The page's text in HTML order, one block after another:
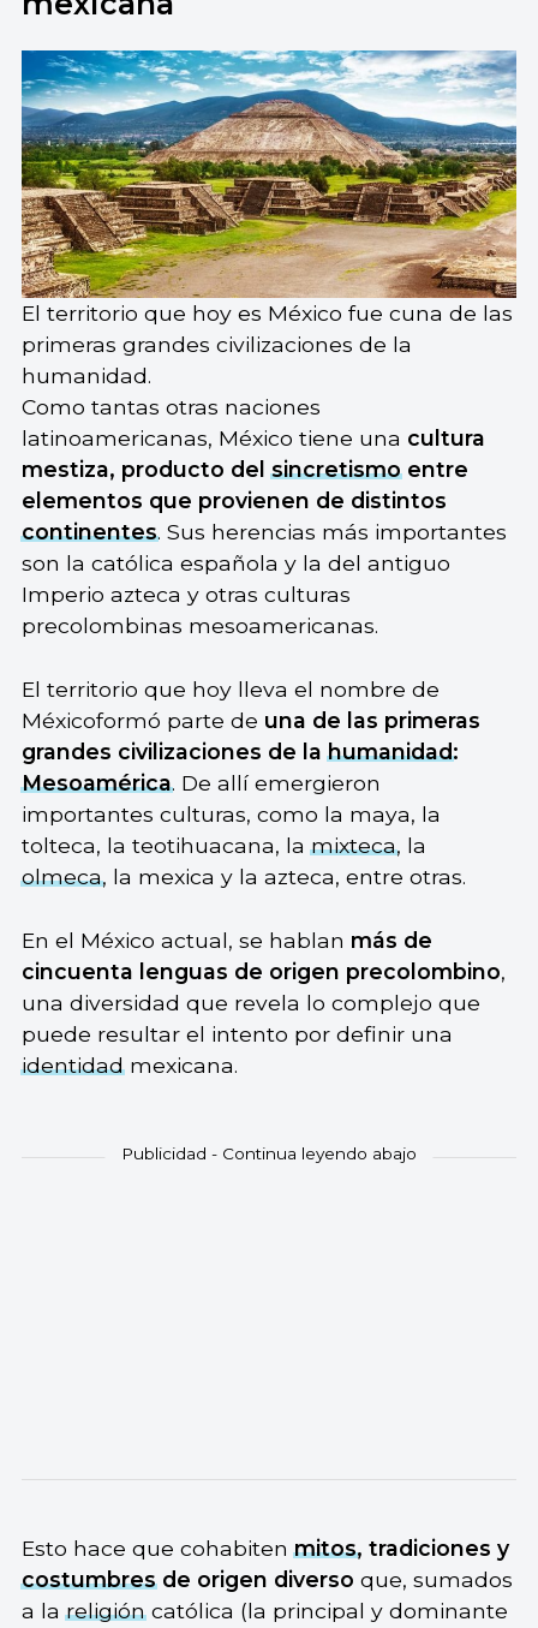
El territorio que hoy es México fue cuna de las
primeras grandes civilizaciones de la
humanidad.
Como tantas otras naciones
latinoamericanas, México tiene una cultura
mestiza, producto delsincretismoentre
elementos que provienen de distintos
continentes. Sus herencias más importantes
son la católica española y la del antiguo
Imperio azteca y otras culturas
precolombinas mesoamericanas.
El territorio que hoy lleva el nombre de
Méxicoformó parte de una de las primeras
grandes civilizaciones de lahumanidad:
Mesoamérica. De allí emergieron
importantes culturas, como la maya, la
tolteca, la teotihuacana, lamixteca, la
olmeca, la mexica y la azteca, entre otras.
En el México actual, se hablan más de
cincuenta lenguas de origen precolombino,
una diversidad que revela lo complejo que
puede resultar el intento por definir una
identidadmexicana.
Esto hace que cohabitenmitos, tradiciones y
costumbresde origen diverso que, sumados
a lareligióncatólica (la principal y dominante